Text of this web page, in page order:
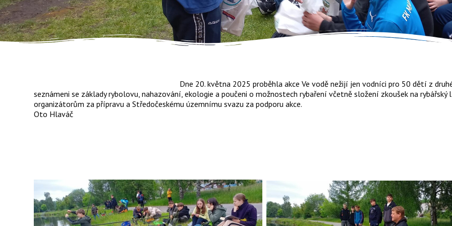
Dne 20. května 2025 proběhla akce Ve vodě nežijí jen vodníci pro 50 dětí z
seznámeni se základy rybolovu, nahazování, ekologie a poučeni o možnostech rybaření včetně složení zkoušek na
organizátorům za přípravu a Středočeskému územnímu svazu za podporu akce.
Oto Hlaváč